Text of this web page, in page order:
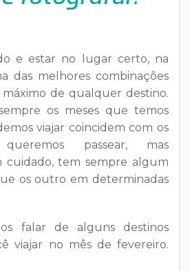
e estar no lugar certo, na
das melhores combinações
de qualquer destino.
os meses que temos
viajar coincidem com os
passear, mas
cuidado, tem sempre algum
os outro em determinadas
falar de alguns destinos
viajar no mês de fevereiro.